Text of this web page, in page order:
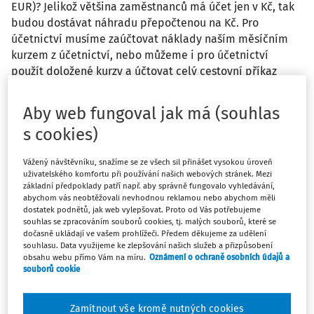
EUR)? Jelikož většina zaměstnanců má účet jen v Kč, tak
budou dostávat náhradu přepočtenou na Kč. Pro
účetnictví musíme zaúčtovat náklady naším měsíčním
kurzem z účetnictví, nebo můžeme i pro účetnictví
použít doložené kurzy a účtovat celý cestovní příkaz
dokladu ze směnárny nebo doklad zaplacený soukromou
kartou doložený výpisem doloženým zaměstnancem)?
Zaměstnanci se bude vyplácet vše v Kč (doložené
např. přímo cizí měnou zaměstnance-nedoložen
přepočet ze směnárny - přepočtené kurzem ČNB k datu
zahájení pracovní cesty). Nákladově bude oboje stejně, v
jednom případě vše na 512, v druhém na 512 a 563 (ev. ve
výjimečných pohybech kurzu 663) a větší administrativní
zátěž na účetní (proúčtování v EUR, příp. proúčtování Kč
za tuzemský úsek, přeúčtování na korunový závazek vůči
Aby web fungoval jak má (souhlas
s cookies)
Vážený návštěvníku, snažíme se ze všech sil přinášet vysokou úroveň
uživatelského komfortu při používání našich webových stránek. Mezi
základní předpoklady patří např. aby správně fungovalo vyhledávání,
abychom vás neobtěžovali nevhodnou reklamou nebo abychom měli
dostatek podnětů, jak web vylepšovat. Proto od Vás potřebujeme
souhlas se zpracováním souborů cookies, tj. malých souborů, které se
dočasně ukládají ve vašem prohlížeči. Předem děkujeme za udělení
souhlasu. Data využijeme ke zlepšování našich služeb a přizpůsobení
obsahu webu přímo Vám na míru. Oznámení o ochraně osobních údajů a
souborů cookie
Zamítnout vše kromě nutných cookies